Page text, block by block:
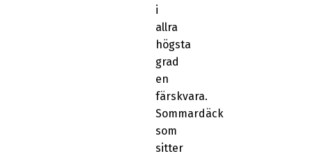
i
allra
högsta
grad
en
färskvara.
Sommardäck
som
sitter